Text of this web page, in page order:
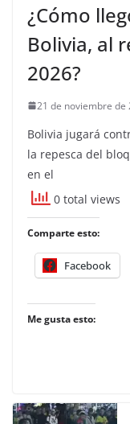
¿Cómo
Bolivia, al
2026?
21 de noviembre de
Bolivia jugará
la repesca del
en el
0 total views
Comparte esto:
Facebook
Me gusta esto: